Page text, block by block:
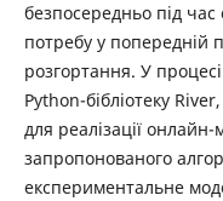
безпосередньо під
потребу у попередній
розгортання. У
Python-бібліотеку
для реалізації
запропонованого
експериментальне